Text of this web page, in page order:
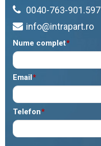
0040-763-901.597
info@intrapart.ro
*
Nume complet
*
Email
*
Telefon